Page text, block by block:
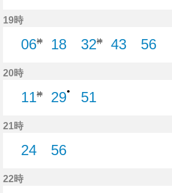
19時
06神
18
32神
43
56
20時
11神
29●
51
21時
24
56
22時